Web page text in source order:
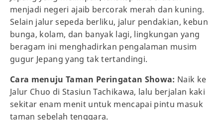
menjadi negeri ajaib bercorak merah dan kuning.
Selain jalur sepeda berliku, jalur pendakian, kebun
bunga, kolam, dan banyak lagi, lingkungan yang
beragam ini menghadirkan pengalaman musim
gugur Jepang yang tak tertandingi.
Cara menuju Taman Peringatan Showa: Naik ke
Jalur Chuo di Stasiun Tachikawa, lalu berjalan kaki
sekitar enam menit untuk mencapai pintu masuk
taman sebelah tenggara.